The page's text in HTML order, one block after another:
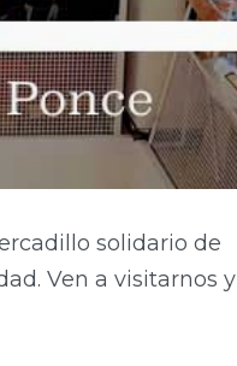
solidario de
Ven a visitarnos y